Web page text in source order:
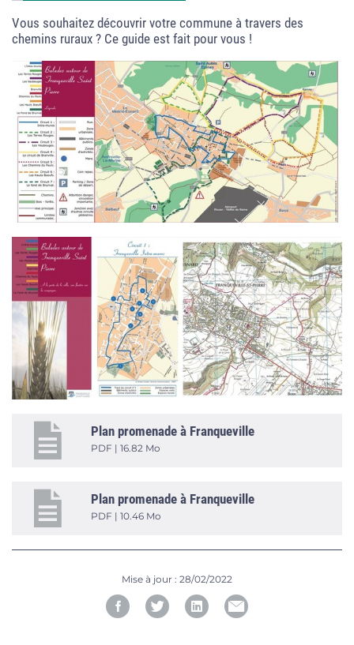
Vous souhaitez découvrir votre commune à travers des
chemins ruraux ? Ce guide est fait pour vous !
Plan promenade à Franqueville
PDF | 16.82 Mo
Plan promenade à Franqueville
PDF | 10.46 Mo
Mise à jour : 28/02/2022